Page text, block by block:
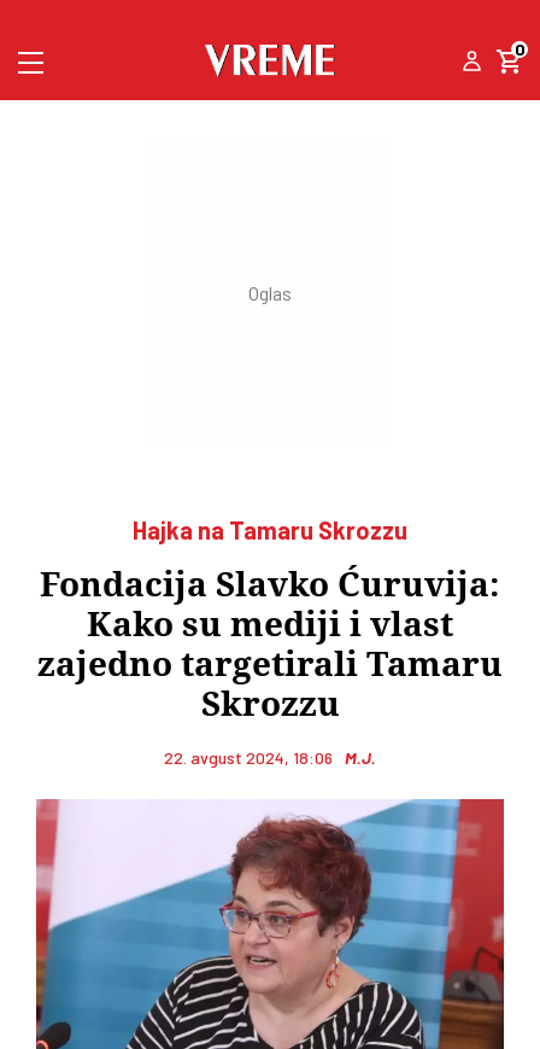
0
Hajka na Tamaru Skrozzu
Fondacija Slavko Ćuruvija:
Kako su mediji i vlast
zajedno targetirali Tamaru
Skrozzu
22. avgust 2024, 18:06 M.J.